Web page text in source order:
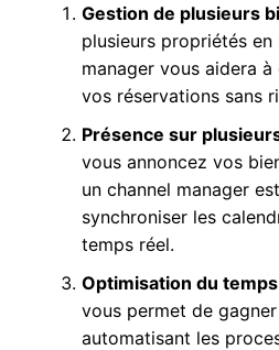
Gestion de plusieurs
plusieurs propriétés
manager vous aidera
vos réservations sans
Présence sur
vous annoncez vos
un channel manager
synchroniser les
temps réel.
Optimisation du temps
vous permet de
automatisant les